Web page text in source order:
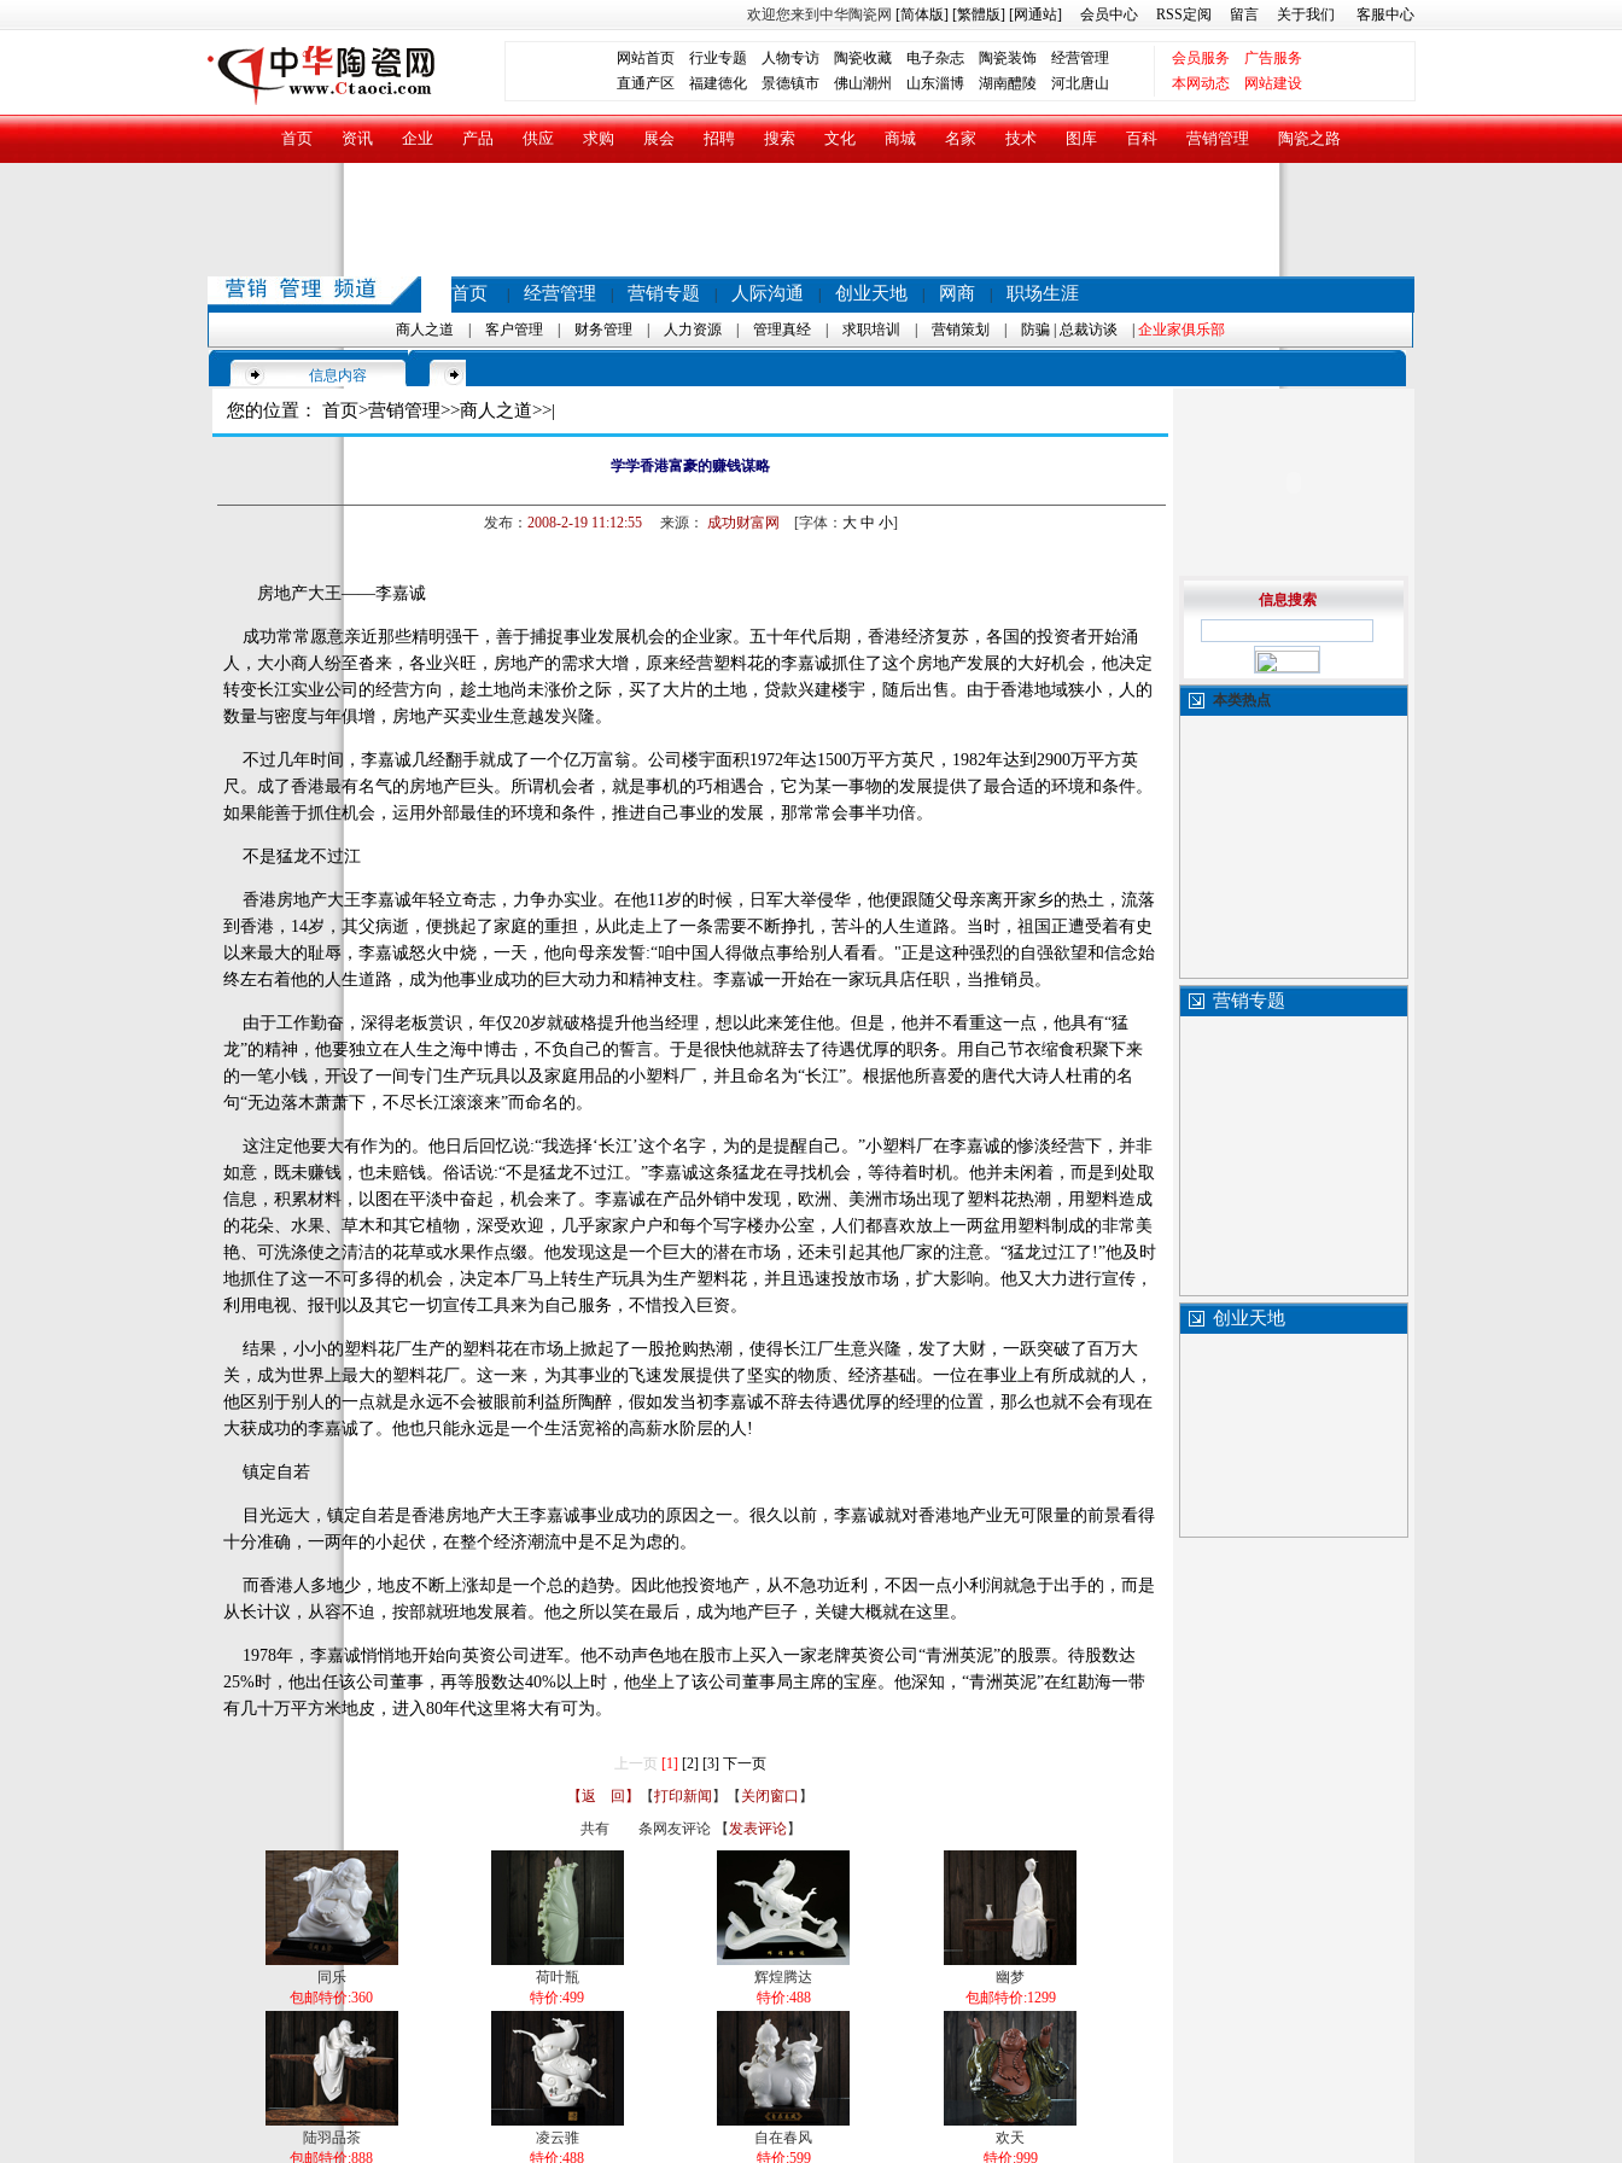
欢迎您来到中华陶瓷网 [简体版] [繁體版] [网通站] 会员中心 RSS定阅 留言 关于我们 客服中心
网站首页 行业专题 人物专访 陶瓷收藏 电子杂志 陶瓷装饰 经营管理 会员服务
广告服务
直通产区 福建德化 景德镇市 佛山潮州 山东淄博 湖南醴陵 河北唐山 本网动态 网站建设
首页 资讯 企业 产品 供应 求购 展会 招聘 搜索 文化 商城 名家 技术 图库 百科 营销管理 陶瓷之路
首页 经营管理 营销专题 人际沟通 创业天地 网商 职场生涯
商人之道 客户管理 财务管理 人力资源 管理真经 求职培训 营销策划 防骗 总裁访谈 企业家俱乐部
信息内容
您的位置： 首页>营销管理>>商人之道>>|
学学香港富豪的赚钱谋略
发布： 2008-2-19 11:12:55来源： 成功财富网 [字体： 大 中 小]
房地产大王——李嘉诚
成功常常愿意亲近那些精明强干，善于捕捉事业发展机会的企业家。五十年代后期，香港经济复苏，各国的投资者开始涌
人，大小商人纷至沓来，各业兴旺，房地产的需求大增，原来经营塑料花的李嘉诚抓住了这个房地产发展的大好机会，他决定
转变长江实业公司的经营方向，趁土地尚未涨价之际，买了大片的土地，贷款兴建楼宇，随后出售。由于香港地域狭小，人的
数量与密度与年俱增，房地产买卖业生意越发兴隆。
不过几年时间，李嘉诚几经翻手就成了一个亿万富翁。公司楼宇面积1972年达1500万平方英尺，1982年达到2900万平方英
尺。成了香港最有名气的房地产巨头。所谓机会者，就是事机的巧相遇合，它为某一事物的发展提供了最合适的环境和条件。
如果能善于抓住机会，运用外部最佳的环境和条件，推进自己事业的发展，那常常会事半功倍。
不是猛龙不过江
香港房地产大王李嘉诚年轻立奇志，力争办实业。在他11岁的时候，日军大举侵华，他便跟随父母亲离开家乡的热土，流落
到香港，14岁，其父病逝，便挑起了家庭的重担，从此走上了一条需要不断挣扎，苦斗的人生道路。当时，祖国正遭受着有史
以来最大的耻辱，李嘉诚怒火中烧，一天，他向母亲发誓:“咱中国人得做点事给别人看看。"正是这种强烈的自强欲望和信念始
终左右着他的人生道路，成为他事业成功的巨大动力和精神支柱。李嘉诚一开始在一家玩具店任职，当推销员。
由于工作勤奋，深得老板赏识，年仅20岁就破格提升他当经理，想以此来笼住他。但是，他并不看重这一点，他具有“猛
龙”的精神，他要独立在人生之海中博击，不负自己的誓言。于是很快他就辞去了待遇优厚的职务。用自己节衣缩食积聚下来
的一笔小钱，开设了一间专门生产玩具以及家庭用品的小塑料厂，并且命名为“长江”。根据他所喜爱的唐代大诗人杜甫的名
句“无边落木萧萧下，不尽长江滚滚来”而命名的。
这注定他要大有作为的。他日后回忆说:“我选择‘长江’这个名字，为的是提醒自己。”小塑料厂在李嘉诚的惨淡经营下，并非
如意，既未赚钱，也未赔钱。俗话说:“不是猛龙不过江。”李嘉诚这条猛龙在寻找机会，等待着时机。他并未闲着，而是到处取
信息，积累材料，以图在平淡中奋起，机会来了。李嘉诚在产品外销中发现，欧洲、美洲市场出现了塑料花热潮，用塑料造成
的花朵、水果、草木和其它植物，深受欢迎，几乎家家户户和每个写字楼办公室，人们都喜欢放上一两盆用塑料制成的非常美
艳、可洗涤使之清洁的花草或水果作点缀。他发现这是一个巨大的潜在市场，还未引起其他厂家的注意。“猛龙过江了!”他及时
地抓住了这一不可多得的机会，决定本厂马上转生产玩具为生产塑料花，并且迅速投放市场，扩大影响。他又大力进行宣传，
利用电视、报刊以及其它一切宣传工具来为自己服务，不惜投入巨资。
结果，小小的塑料花厂生产的塑料花在市场上掀起了一股抢购热潮，使得长江厂生意兴隆，发了大财，一跃突破了百万大
关，成为世界上最大的塑料花厂。这一来，为其事业的飞速发展提供了坚实的物质、经济基础。一位在事业上有所成就的人，
他区别于别人的一点就是永远不会被眼前利益所陶醉，假如发当初李嘉诚不辞去待遇优厚的经理的位置，那么也就不会有现在
大获成功的李嘉诚了。他也只能永远是一个生活宽裕的高薪水阶层的人!
镇定自若
目光远大，镇定自若是香港房地产大王李嘉诚事业成功的原因之一。很久以前，李嘉诚就对香港地产业无可限量的前景看得
十分准确，一两年的小起伏，在整个经济潮流中是不足为虑的。
而香港人多地少，地皮不断上涨却是一个总的趋势。因此他投资地产，从不急功近利，不因一点小利润就急于出手的，而是
从长计议，从容不迫，按部就班地发展着。他之所以笑在最后，成为地产巨子，关键大概就在这里。
1978年，李嘉诚悄悄地开始向英资公司进军。他不动声色地在股市上买入一家老牌英资公司“青洲英泥”的股票。待股数达
25%时，他出任该公司董事，再等股数达40%以上时，他坐上了该公司董事局主席的宝座。他深知，“青洲英泥”在红勘海一带
有几十万平方米地皮，进入80年代这里将大有可为。
上一页 [1] [2] [3] 下一页
【返 回】
【打印新闻 】【 关闭窗口 】
共有
条网友评论 【发表评论】
同乐
包邮特价:360
荷叶瓶
特价:499
辉煌腾达
特价:488
幽梦
包邮特价:1299
陆羽品茶
包邮特价:888
凌云骓
特价:488
自在春风
特价:599
欢天
特价:999
信息搜索
本类热点
营销专题
创业天地